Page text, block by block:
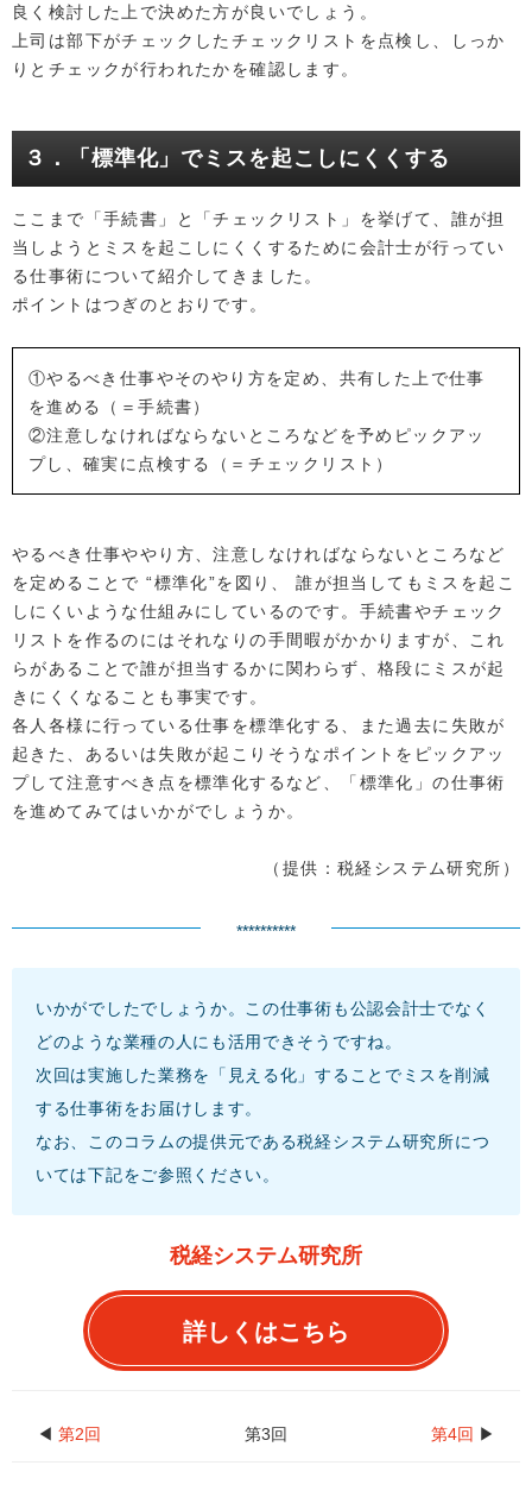
良く検討した上で決めた方が良いでしょう。
上司は部下がチェックしたチェックリストを点検し、しっか
りとチェックが行われたかを確認します。
３．「標準化」でミスを起こしにくくする
ここまで「手続書」と「チェックリスト」を挙げて、誰が担
当しようとミスを起こしにくくするために会計士が行ってい
る仕事術について紹介してきました。
ポイントはつぎのとおりです。
①やるべき仕事やそのやり方を定め、共有した上で仕事
を進める（＝手続書）
②注意しなければならないところなどを予めピックアッ
プし、確実に点検する（＝チェックリスト）
やるべき仕事ややり方、注意しなければならないところなど
を定めることで “標準化”を図り、 誰が担当してもミスを起こ
しにくいような仕組みにしているのです。手続書やチェック
リストを作るのにはそれなりの手間暇がかかりますが、これ
らがあることで誰が担当するかに関わらず、格段にミスが起
きにくくなることも事実です。
各人各様に行っている仕事を標準化する、また過去に失敗が
起きた、あるいは失敗が起こりそうなポイントをピックアッ
プして注意すべき点を標準化するなど、「標準化」の仕事術
を進めてみてはいかがでしょうか。
（提供：税経システム研究所）
**********
いかがでしたでしょうか。この仕事術も公認会計士でなく
どのような業種の人にも活用できそうですね。
次回は実施した業務を「見える化」することでミスを削減
する仕事術をお届けします。
なお、このコラムの提供元である税経システム研究所につ
いては下記をご参照ください。
税経システム研究所
詳しくはこちら
◀第2回 第3回 第4回 ▶